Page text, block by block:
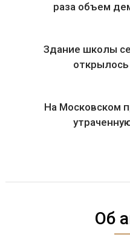
раза объем
Здание школы
открылось
На Московском
Об